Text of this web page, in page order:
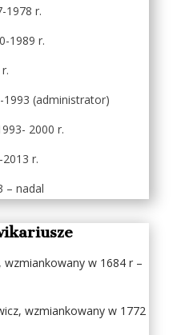
1978 r.
1989 r.
1993 (administrator)
2000 r.
r.
– nadal
wzmiankowany w 1684 r –
wzmiankowany w 1772